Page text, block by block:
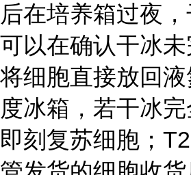
后在培养箱过夜
可以在确认干冰
将细胞直接放回
度冰箱，若干冰
即刻复苏细胞；